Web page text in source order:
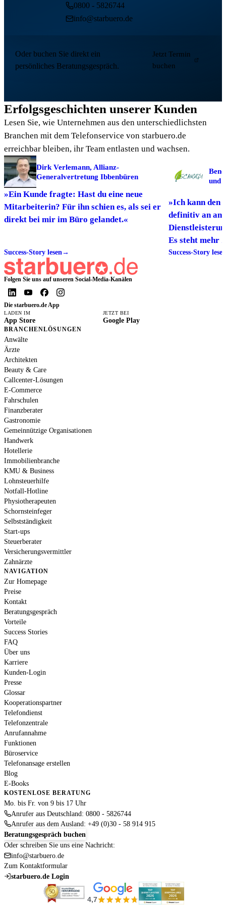
0800 - 5826744
info@starbuero.de
Oder buchen Sie direkt ein
persönliches Beratungsgespräch.
Jetzt Termin
buchen
Erfolgsgeschichten unserer Kunden
Lesen Sie, wie Unternehmen aus den unterschiedlichsten
Branchen mit dem Telefonservice von starbuero.de
erreichbar bleiben, ihr Team entlasten und wachsen.
Dirk Verlemann, Allianz-
Generalvertretung Ibbenbüren
»Ein Kunde fragte: Hast du eine neue
Mitarbeiterin? Für ihn schien es, als sei er
direkt bei mir im Büro gelandet.«
Success-Story lesen→
und
»Ich kann den
definitiv an
Es steht mehr
zur Verfügung
Success-Story
Folgen Sie uns auf unseren Social-Media-Kanälen
Die starbuero.de App
LADEN IM
App Store
JETZT BEI
Google Play
BRANCHENLÖSUNGEN
Anwälte
Ärzte
Architekten
Beauty & Care
Callcenter-Lösungen
E-Commerce
Fahrschulen
Finanzberater
Gastronomie
Gemeinnützige Organisationen
Handwerk
Hotellerie
Immobilienbranche
KMU & Business
Lohnsteuerhilfe
Notfall-Hotline
Physiotherapeuten
Schornsteinfeger
Selbstständigkeit
Start-ups
Steuerberater
Versicherungsvermittler
Zahnärzte
NAVIGATION
Zur Homepage
Preise
Kontakt
Beratungsgespräch
Vorteile
Success Stories
FAQ
Über uns
Karriere
Kunden-Login
Presse
Glossar
Kooperationspartner
Telefondienst
Telefonzentrale
Anrufannahme
Funktionen
Büroservice
Telefonansage erstellen
Blog
E-Books
KOSTENLOSE BERATUNG
Mo. bis Fr. von 9 bis 17 Uhr
Anrufer aus Deutschland: 0800 - 5826744
Anrufer aus dem Ausland: +49 (0)30 - 58 914 915
Beratungsgespräch buchen
Oder schreiben Sie uns eine Nachricht:
info@starbuero.de
Zum Kontaktformular
starbuero.de Login
4,7